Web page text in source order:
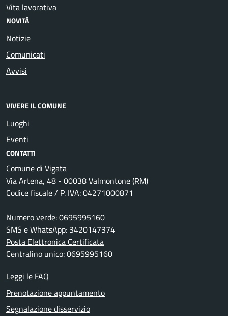
Vita lavorativa
NOVITÀ
Notizie
Comunicati
Avvisi
VIVERE IL COMUNE
Luoghi
Eventi
CONTATTI
Comune di Vigata
Via Artena, 48 - 00038 Valmontone (RM)
Codice fiscale / P. IVA: 04271000871
Numero verde: 0695995160
SMS e WhatsApp: 3420147374
Posta Elettronica Certificata
Centralino unico: 0695995160
Leggi le FAQ
Prenotazione appuntamento
Segnalazione disservizio